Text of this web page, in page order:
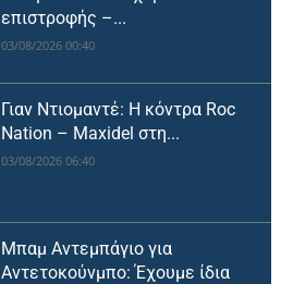
επιστροφής –...
03/08/2026 00:40
Γιαν Ντιομαντέ: Η κόντρα Roc
Nation – Maxidel στη...
03/08/2026 06:40
Μπαμ Αντεμπάγιο για
Αντετοκούνμπο: Έχουμε ίδια